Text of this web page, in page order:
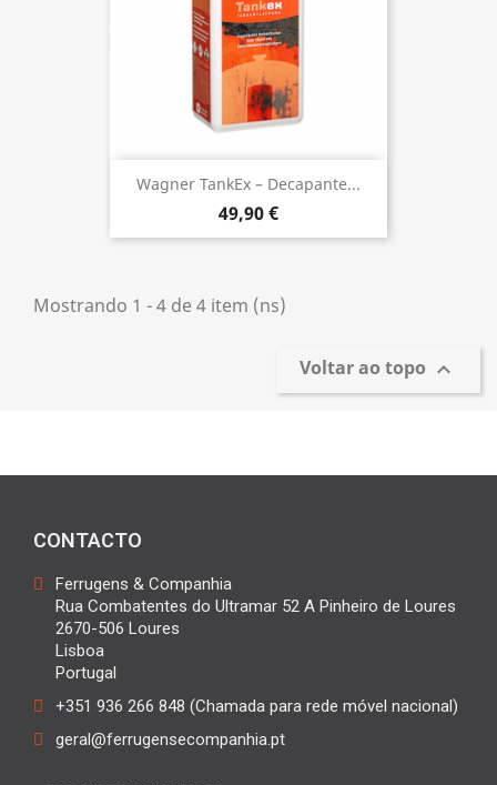
Wagner TankEx – Decapante...
49,90 €
Mostrando 1 - 4 de 4 item (ns)
Voltar ao topo 
CONTACTO
Ferrugens & Companhia
Rua Combatentes do Ultramar 52 A Pinheiro de Loures
2670-506 Loures
Lisboa
Portugal
+351 936 266 848 (Chamada para rede móvel nacional)
geral@ferrugensecompanhia.pt